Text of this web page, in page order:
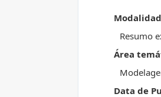
Resumo
Área
Data de